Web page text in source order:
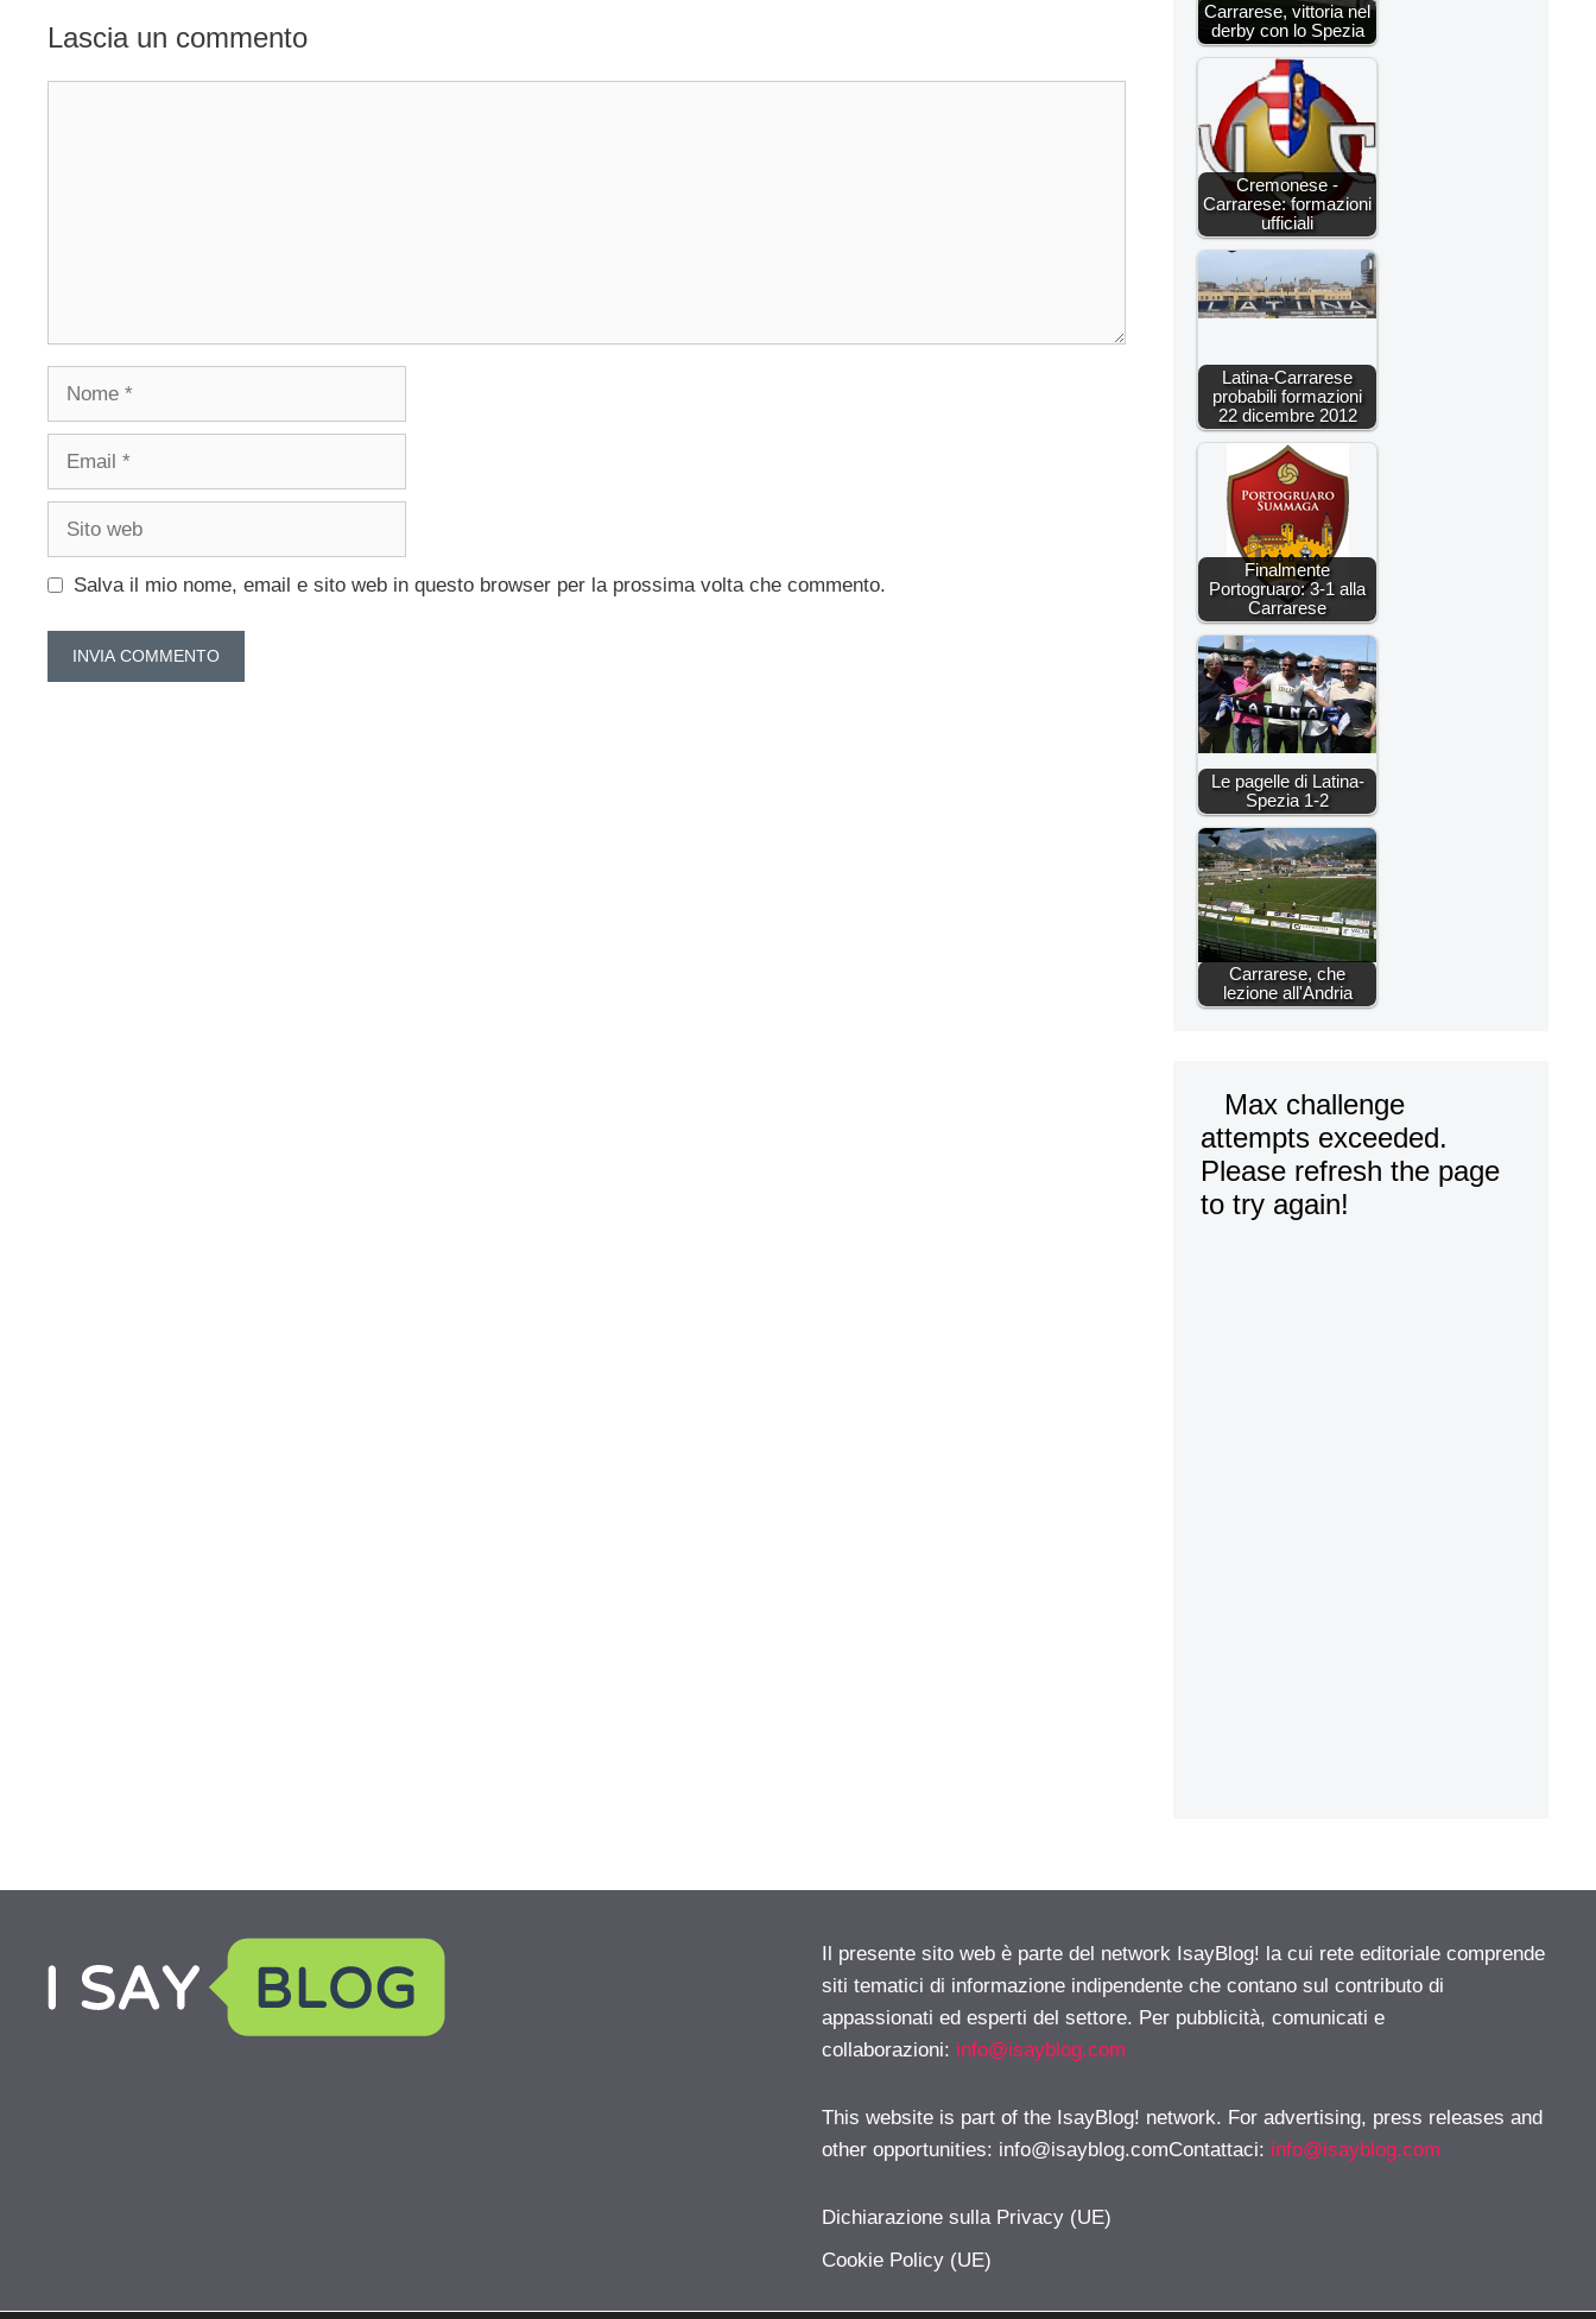
Lascia un commento
Salva il mio nome, email e sito web in questo browser per la prossima volta che commento.
Carrarese, vittoria nel
derby con lo Spezia
Cremonese -
Carrarese: formazioni
ufficiali
Latina-Carrarese
probabili formazioni
22 dicembre 2012
Finalmente
Portogruaro: 3-1 alla
Carrarese
Le pagelle di Latina-
Spezia 1-2
Carrarese, che
lezione all'Andria
Il presente sito web è parte del network IsayBlog! la cui rete editoriale comprende
siti tematici di informazione indipendente che contano sul contributo di
appassionati ed esperti del settore. Per pubblicità, comunicati e
collaborazioni: info@isayblog.com
This website is part of the IsayBlog! network. For advertising, press releases and
other opportunities: info@isayblog.comContattaci: info@isayblog.com
Dichiarazione sulla Privacy (UE)
Cookie Policy (UE)